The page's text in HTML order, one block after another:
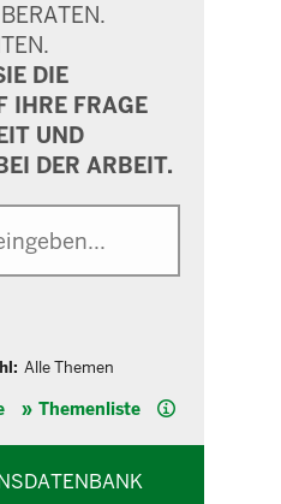
DIE
IHRE FRAGE
UND
DER ARBEIT.
Alle Themen
Themenliste Hilfe